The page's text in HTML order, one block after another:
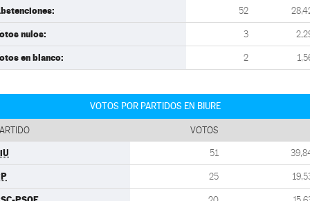
52
nulos: 3
en blanco: 2
VOTOS POR PARTIDOS EN BIURE
VOTOS
51
25